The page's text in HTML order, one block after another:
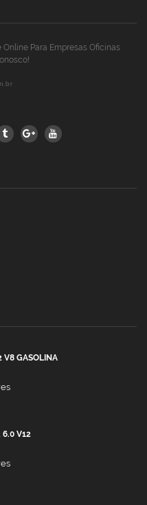
Para Empresas Oficinas
V8 GASOLINA
6.0 V12